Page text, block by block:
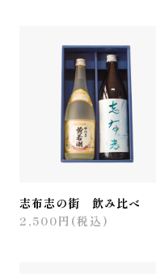
志布志の街 飲み比べ
2,500円(税込)